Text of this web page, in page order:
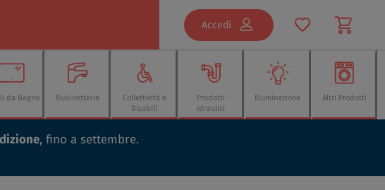
Accedi
da Bagno Rubinetteria
Collettività e
Disabili
Prodotti
Idraulici
Illuminazione Altri Prodotti
, fino a settembre.